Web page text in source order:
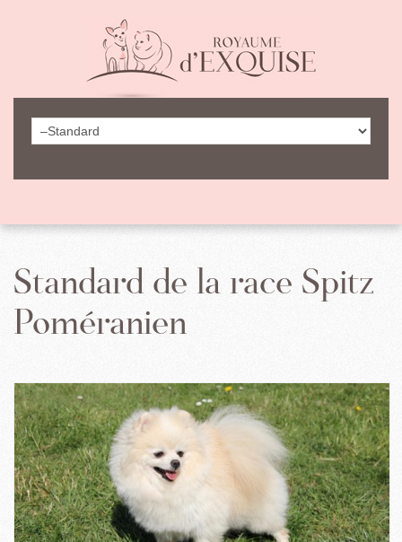
Standard de la race Spitz
Poméranien